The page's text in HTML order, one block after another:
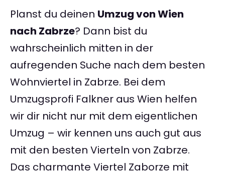
Planst du deinen Umzug von Wien
nach Zabrze? Dann bist du
wahrscheinlich mitten in der
aufregenden Suche nach dem besten
Wohnviertel in Zabrze. Bei dem
Umzugsprofi Falkner aus Wien helfen
wir dir nicht nur mit dem eigentlichen
Umzug – wir kennen uns auch gut aus
mit den besten Vierteln von Zabrze.
Das charmante Viertel Zaborze mit